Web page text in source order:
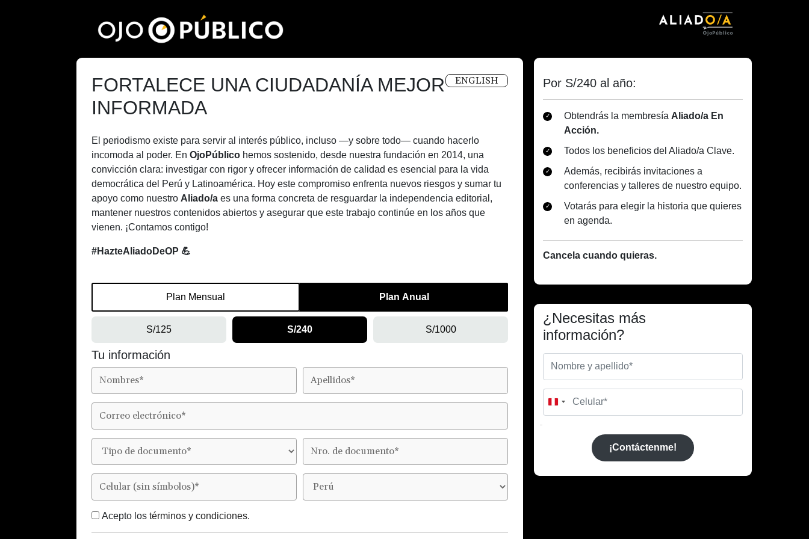
FORTALECE UNA CIUDADANÍA MEJOR
INFORMADA
ENGLISH
El periodismo existe para servir al interés público, incluso —y sobre todo— cuando hacerlo
incomoda al poder. En OjoPúblico hemos sostenido, desde nuestra fundación en 2014, una
convicción clara: investigar con rigor y ofrecer información de calidad es esencial para la vida
democrática del Perú y Latinoamérica. Hoy este compromiso enfrenta nuevos riesgos y sumar tu
apoyo como nuestro Aliado/a es una forma concreta de resguardar la independencia editorial,
mantener nuestros contenidos abiertos y asegurar que este trabajo continúe en los años que
vienen. ¡Contamos contigo!
#HazteAliadoDeOP 💪
Plan Mensual Plan Anual
S/125 S/240 S/1000
Tu información
Acepto los términos y condiciones.
Por S/240 al año:
Obtendrás la membresía Aliado/a En
Acción.
Todos los beneficios del Aliado/a Clave.
Además, recibirás invitaciones a
conferencias y talleres de nuestro equipo.
Votarás para elegir la historia que quieres
en agenda.
Cancela cuando quieras.
¿Necesitas más
información?
Peru
¡Contáctenme!